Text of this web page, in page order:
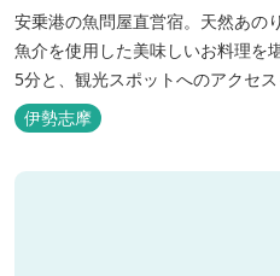
安乗港の魚問屋直営宿。天然あの
魚介を使用した美味しいお料理を
5分と、観光スポットへのアクセス
伊勢志摩